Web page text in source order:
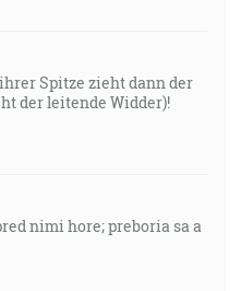
Spitze zieht dann der
der leitende Widder)!
nimi hore; preboria sa a